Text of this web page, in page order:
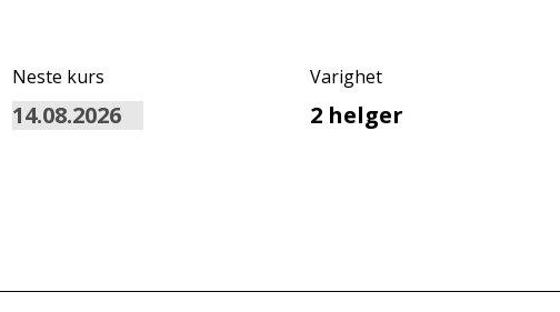
Neste kurs Varighet
2 helger